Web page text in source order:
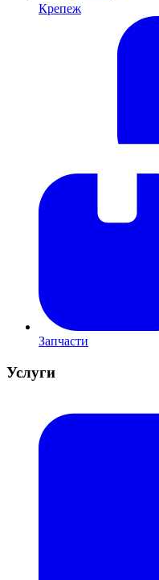
Крепеж
Запчасти
Услуги